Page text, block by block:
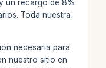
un recargo de 8%
Toda nuestra
necesaria para
nuestro sitio en